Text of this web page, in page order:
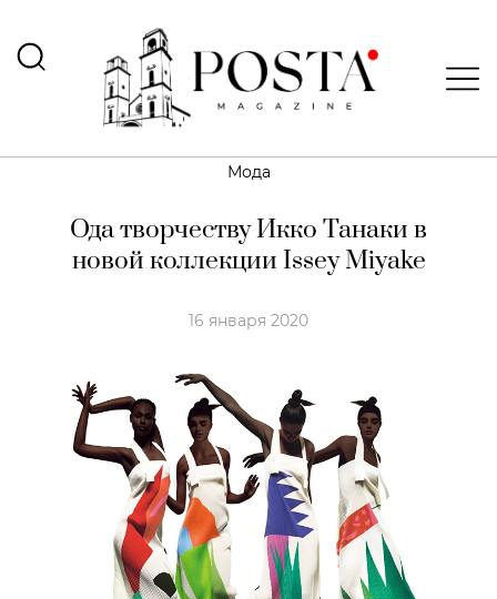
Мода
Ода творчеству Икко Танаки в
новой коллекции Issey Miyake
16 января 2020